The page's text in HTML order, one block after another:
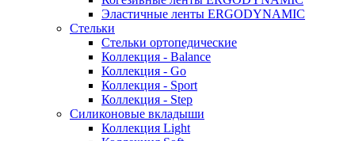
Эластичные ленты ERGODYNAMIC
Стельки
Стельки ортопедические
Коллекция - Balance
Коллекция - Go
Коллекция - Sport
Коллекция - Step
Силиконовые вкладыши
Коллекция Light